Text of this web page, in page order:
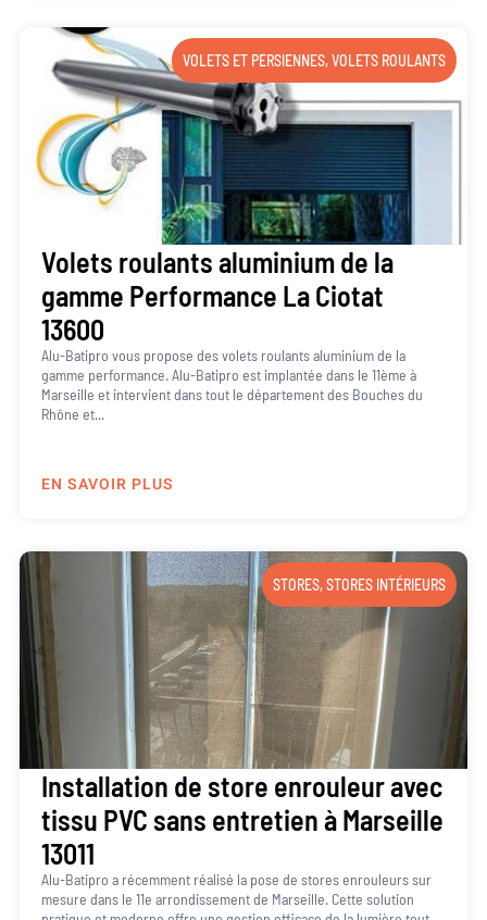
VOLETS ET PERSIENNES,VOLETS ROULANTS
Volets roulants aluminium de la
gamme Performance La Ciotat
13600
Alu-Batipro vous propose des volets roulants aluminium de la
gamme performance. Alu-Batipro est implantée dans le 11ème à
Marseille et intervient dans tout le département des Bouches du
Rhône et...
EN SAVOIR PLUS
STORES,STORES INTÉRIEURS
Installation de store enrouleur avec
tissu PVC sans entretien à Marseille
13011
Alu-Batipro a récemment réalisé la pose de stores enrouleurs sur
mesure dans le 11e arrondissement de Marseille. Cette solution